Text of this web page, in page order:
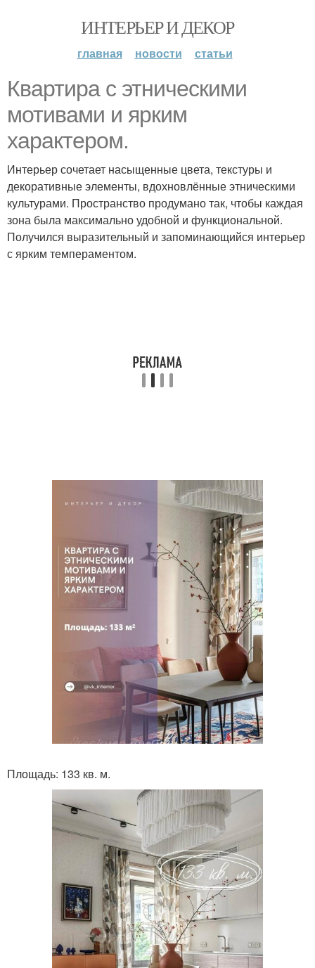
ИНТЕРЬЕР И ДЕКОР
главная новости статьи
Квартира с этническими
мотивами и ярким
характером.
Интерьер сочетает насыщенные цвета, текстуры и
декоративные элементы, вдохновлённые этническими
культурами. Пространство продумано так, чтобы каждая
зона была максимально удобной и функциональной.
Получился выразительный и запоминающийся интерьер
с ярким темпераментом.
Площадь: 133 кв. м.